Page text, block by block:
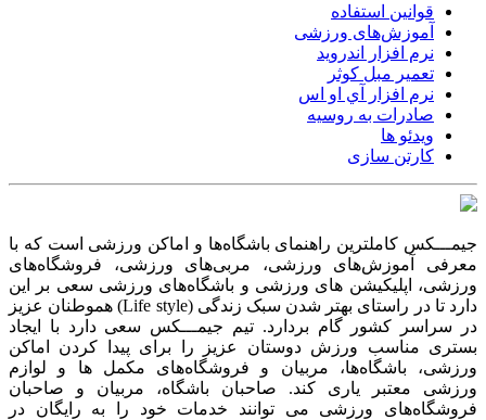
قوانین استفاده
آموزش‌های ورزشی
نرم افزار اندروید
تعمیر مبل کوثر
نرم افزار آي او اس
صادرات به روسیه
ویدئو ها
کارتن سازی
جیمـــکس کاملترین راهنمای باشگاه‌ها و اماکن ورزشی است که با
معرفی آموزش‌های ورزشی، مربی‌های ورزشی، فروشگاه‌های
ورزشی، اپلیکیشن های ورزشی و باشگاه‌های ورزشی سعی بر این
دارد تا در راستای بهتر شدن سبک زندگی (Life style) هموطنان عزیز
در سراسر کشور گام بردارد. تیم جیمـــکس سعی دارد با ایجاد
بستری مناسب ورزش دوستان عزیز را برای پیدا کردن اماکن
ورزشی، باشگاه‌ها، مربیان و فروشگاه‌های مکمل ها و لوازم
ورزشی معتبر یاری کند. صاحبان باشگاه‌، مربیان و صاحبان
فروشگاه‌های ورزشی می توانند خدمات خود را به رایگان در